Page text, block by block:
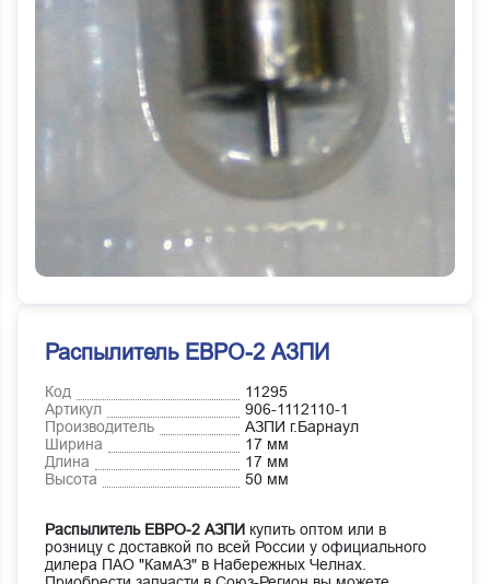
Распылитель ЕВРО-2 АЗПИ
Код
11295
Артикул
906-1112110-1
Производитель
АЗПИ г.Барнаул
Ширина
17 мм
Длина
17 мм
Высота
50 мм
Распылитель ЕВРО-2 АЗПИ купить оптом или в
розницу с доставкой по всей России у официального
дилера ПАО "КамАЗ" в Набережных Челнах.